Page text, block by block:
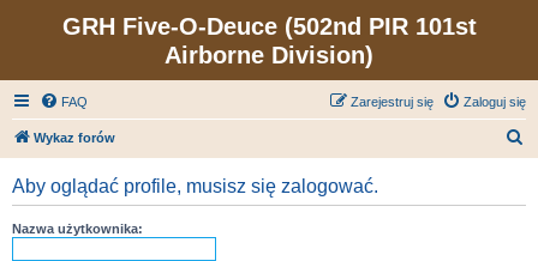
GRH Five-O-Deuce (502nd PIR 101st
Airborne Division)
FAQ Zaloguj się
Zarejestruj się
Wykaz forów
Aby oglądać profile, musisz się zalogować.
Nazwa użytkownika: